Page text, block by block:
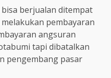
bisa berjualan ditempat
pembayaran
angsuran
tapi dibatalkan
pengembang pasar